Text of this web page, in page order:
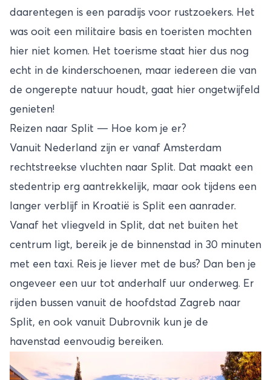
daarentegen is een paradijs voor rustzoekers. Het
was ooit een militaire basis en toeristen mochten
hier niet komen. Het toerisme staat hier dus nog
echt in de kinderschoenen, maar iedereen die van
de ongerepte natuur houdt, gaat hier ongetwijfeld
genieten!
Reizen naar Split — Hoe kom je er?
Vanuit Nederland zijn er vanaf Amsterdam
rechtstreekse vluchten naar Split. Dat maakt een
stedentrip erg aantrekkelijk, maar ook tijdens een
langer verblijf in Kroatië is Split een aanrader.
Vanaf het vliegveld in Split, dat net buiten het
centrum ligt, bereik je de binnenstad in 30 minuten
met een taxi. Reis je liever met de bus? Dan ben je
ongeveer een uur tot anderhalf uur onderweg. Er
rijden bussen vanuit de hoofdstad Zagreb naar
Split, en ook vanuit Dubrovnik kun je de
havenstad eenvoudig bereiken.